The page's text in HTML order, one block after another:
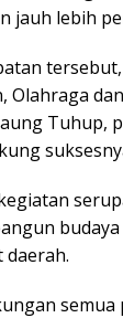
jauh lebih
Olahraga
Tuhup,
daerah.